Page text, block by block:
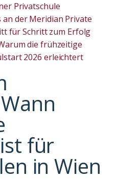
Privatschule
an der Meridian Private
für Schritt zum Erfolg
die frühzeitige
2026 erleichtert
für
in Wien